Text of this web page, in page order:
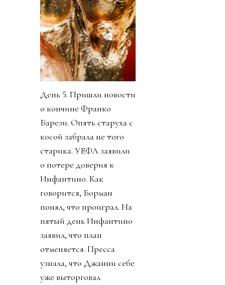
День 5. Пришли новости
о кончине Франко
Барези. Опять старуха с
косой забрала не того
старика. УЕФА заявили
о потере доверия к
Инфантино. Как
говорится, Борман
понял, что проиграл. На
пятый день Инфантино
заявил, что план
отменяется. Пресса
узнала, что Джанни себе
уже выторговал